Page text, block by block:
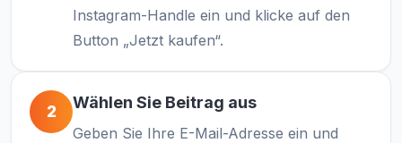
Instagram-Handle ein und klicke auf den
Button „Jetzt kaufen“.
2 Wählen Sie Beitrag aus
Geben Sie Ihre E-Mail-Adresse ein und